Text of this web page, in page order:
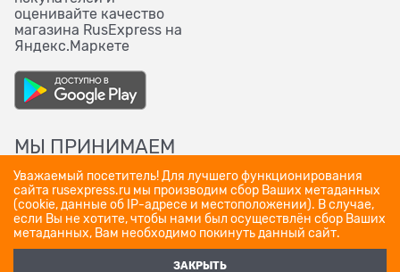
МЫ ПРИНИМАЕМ
Уважаемый посетитель! Для лучшего функционирования
сайта rusexpress.ru мы производим сбор Ваших метаданных
(cookie, данные об IP-адресе и местоположении). В случае,
если Вы не хотите, чтобы нами был осуществлён сбор Ваших
метаданных, Вам необходимо покинуть данный сайт.
ЗАКРЫТЬ